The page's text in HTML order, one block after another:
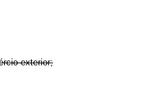
exterior;